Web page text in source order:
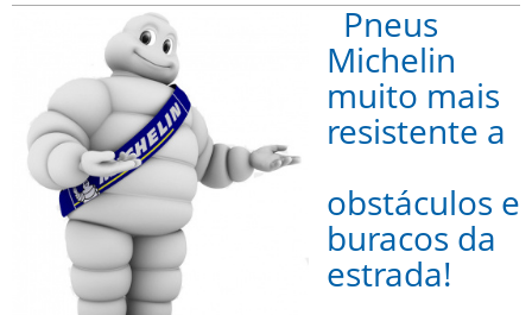
Pneus
Michelin
muito mais
resistente a
obstáculos e
buracos da
estrada!